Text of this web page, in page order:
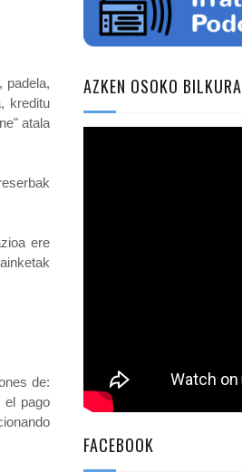
padela,
kreditu
atala
ere
de:
el pago
AZKEN OSOKO BILKURA
FACEBOOK